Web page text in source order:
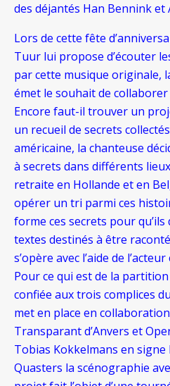
des déjantés Han Bennink et
Lors de cette fête
Tuur lui propose d’écouter
par cette musique originale,
émet le souhait de
Encore faut-il trouver un
un recueil de secrets
américaine, la chanteuse
à secrets dans différents
retraite en Hollande et en
opérer un tri parmi ces
forme ces secrets pour
textes destinés à être
s’opère avec l’aide de
Pour ce qui est de la
confiée aux trois complices
met en place en
Transparant d’Anvers et
Tobias Kokkelmans en
Quasters la scénographie